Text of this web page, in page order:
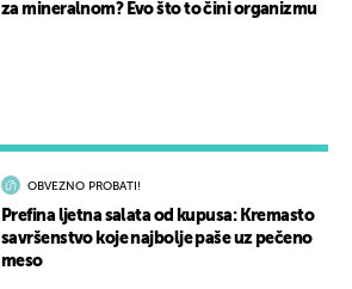
OBVEZNO PROBATI!
Prefina ljetna salata od kupusa: Kremasto
savršenstvo koje najbolje paše uz pečeno
meso
za mineralnom? Evo što to čini organizmu